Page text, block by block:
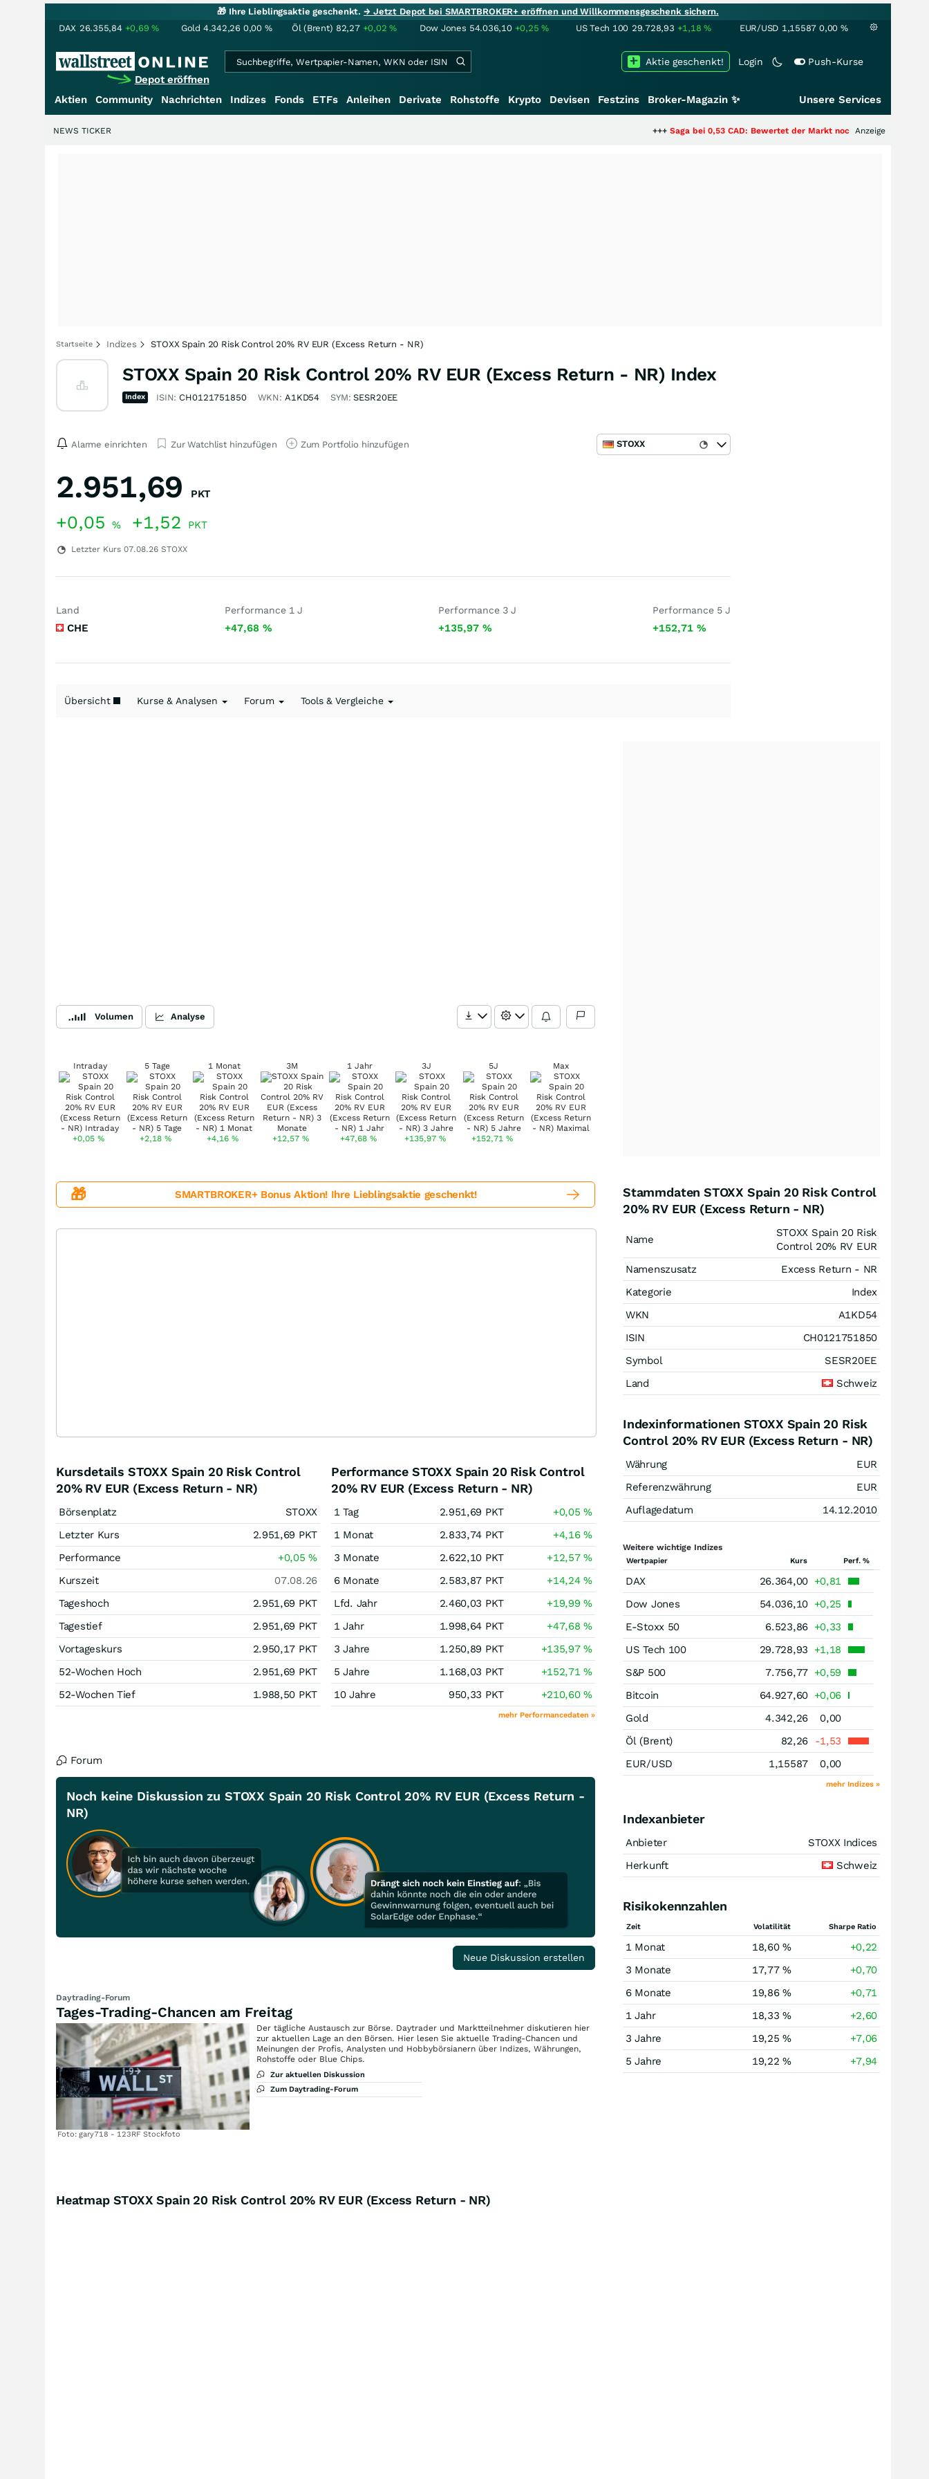
🎁 Ihre Lieblingsaktie geschenkt.→ Jetzt Depot bei SMARTBROKER+ eröffnen und Willkommensgeschenk sichern.
DAX 26.355,84 +0,69% Gold 4.342,26 0,00 % Öl (Brent) 82,27 +0,02% Dow Jones 54.036,10 +0,25% US Tech 100 29.728,93 +1,18% EUR/USD 1,15587 0,00 %
Depot eröffnen
Login Push-Kurse
Aktie geschenkt!
Aktien Community Nachrichten Indizes Fonds ETFs Anleihen Derivate Rohstoffe Krypto Devisen Festzins Broker-Magazin ✨ Unsere Services
Saga bei 0,53 CAD: Bewertet der Markt noch immer nur die Hälfte der Story?
Anzeige
NEWS TICKER
Startseite Indizes STOXX Spain 20 Risk Control 20% RV EUR (Excess Return - NR)
STOXX Spain 20 Risk Control 20% RV EUR (Excess Return - NR) Index
Index ISIN: CH0121751850 WKN: A1KD54 SYM:SESR20EE
Alarme einrichten Zur Watchlist hinzufügen Zum Portfolio hinzufügen STOXX
2.951,69 PKT
+0,05 % +1,52 PKT
Letzter Kurs 07.08.26 STOXX
Land
CHE
Performance 1 J
+47,68 %
Performance 3 J
+135,97%
Performance 5 J
+152,71 %
Übersicht Kurse & Analysen Forum Tools & Vergleiche
Volumen Analyse
Intraday
+0,05%
5 Tage
+2,18%
1 Monat
+4,16%
3M
+12,57%
1 Jahr
+47,68 %
3J
+135,97 %
5J
+152,71%
Max
🎁 SMARTBROKER+ Bonus Aktion! Ihre Lieblingsaktie geschenkt!
Kursdetails STOXX Spain 20 Risk Control
20% RV EUR (Excess Return - NR)
Börsenplatz
STOXX
Letzter Kurs
2.951,69 PKT
Performance
+0,05%
Kurszeit
07.08.26
Tageshoch
2.951,69 PKT
Tagestief
2.951,69 PKT
Vortageskurs
2.950,17 PKT
52-Wochen Hoch
2.951,69 PKT
52-Wochen Tief
1.988,50 PKT
Performance STOXX Spain 20 Risk Control
20% RV EUR (Excess Return - NR)
1 Tag 2.951,69 PKT +0,05%
1 Monat
2.833,74 PKT +4,16%
3 Monate
2.622,10 PKT +12,57%
6 Monate
2.583,87 PKT +14,24%
Lfd. Jahr
2.460,03 PKT +19,99%
1 Jahr
1.998,64 PKT +47,68%
3 Jahre
1.250,89 PKT +135,97%
5 Jahre
1.168,03 PKT +152,71%
10 Jahre
950,33 PKT +210,60%
mehr Performancedaten »
Forum
Noch keine Diskussion zu STOXX Spain 20 Risk Control 20% RV EUR (Excess Return -
NR)
Neue Diskussion erstellen
Daytrading-Forum
Tages-Trading-Chancen am Freitag
Foto: gary718 - 123RF Stockfoto
Der tägliche Austausch zur Börse. Daytrader und Marktteilnehmer diskutieren hier
zur aktuellen Lage an den Börsen. Hier lesen Sie aktuelle Trading-Chancen und
Meinungen der Profis, Analysten und Hobbybörsianern über Indizes, Währungen,
Rohstoffe oder Blue Chips.
Zur aktuellen Diskussion
Zum Daytrading-Forum
Stammdaten STOXX Spain 20 Risk Control
20% RV EUR (Excess Return - NR)
Name
STOXX Spain 20 Risk
Control 20% RV EUR
Namenszusatz
Excess Return - NR
Kategorie
Index
WKN
A1KD54
ISIN
CH0121751850
Symbol
SESR20EE
Land
Schweiz
Indexinformationen STOXX Spain 20 Risk
Control 20% RV EUR (Excess Return - NR)
Währung
EUR
Referenzwährung
EUR
Auflagedatum
14.12.2010
Weitere wichtige Indizes
Wertpapier Kurs Perf. %
DAX 26.364,00 +0,81
Dow Jones
54.036,10 +0,25
E-Stoxx 50
6.523,86 +0,33
US Tech 100
29.728,93
+1,18
S&P 500
7.756,77 +0,59
Bitcoin
64.927,60 +0,06
Gold
4.342,26
0,00
Öl (Brent)
82,26
-1,53
EUR/USD
1,15587 0,00
mehr Indizes »
Indexanbieter
Anbieter
STOXX Indices
Herkunft
Schweiz
Risikokennzahlen
Zeit Volatilität Sharpe Ratio
1 Monat 18,60 %
+0,22
3 Monate
17,77 %
+0,70
6 Monate
19,86 %
+0,71
1 Jahr
18,33 %
+2,60
3 Jahre
19,25 %
+7,06
5 Jahre
19,22 % +7,94
Heatmap STOXX Spain 20 Risk Control 20% RV EUR (Excess Return - NR)